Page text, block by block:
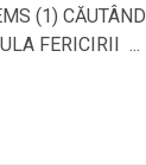
(1)
FERICIRII ...